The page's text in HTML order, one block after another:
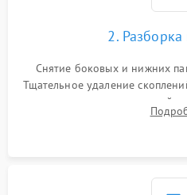
2. Разборка
Снятие боковых и нижних
Тщательное удаление
очесов из зоны петлителей
кистей, пинцета и